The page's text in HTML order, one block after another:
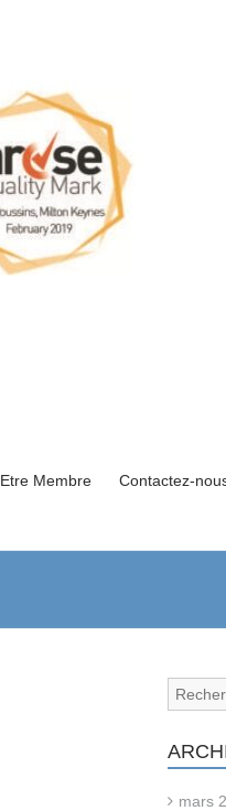
Etre Membre Contactez-
mars